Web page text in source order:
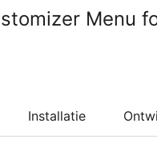
Menu
Installatie